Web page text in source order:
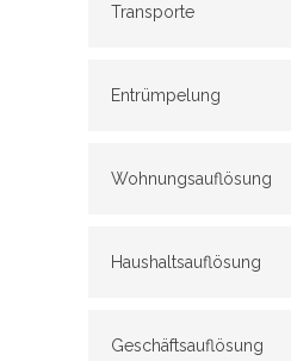
Transporte
Entrümpelung
Wohnungsauflösung
Haushaltsauflösung
Geschäftsauflösung